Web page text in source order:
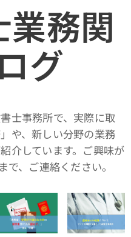
務関
グ
士事務所で、実際に取
や、新しい分野の業務
介しています。ご興味が
、ご連絡ください。